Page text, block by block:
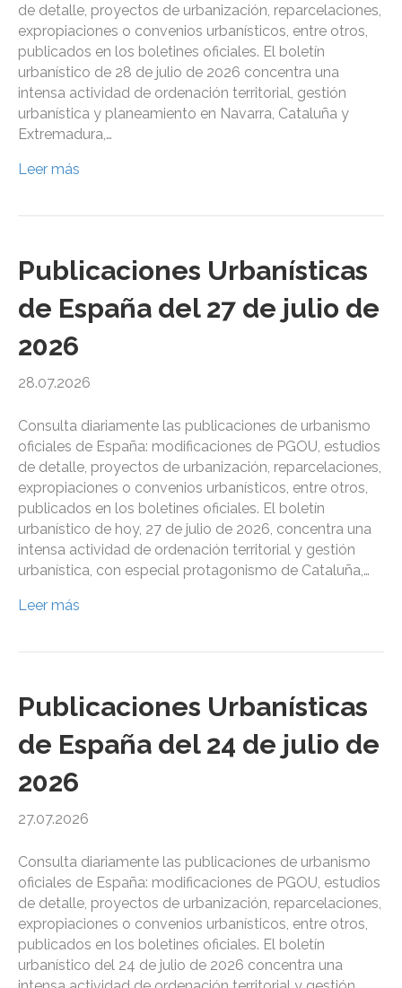
de detalle, proyectos de urbanización, reparcelaciones,
expropiaciones o convenios urbanísticos, entre otros,
publicados en los boletines oficiales. El boletín
urbanístico de 28 de julio de 2026 concentra una
intensa actividad de ordenación territorial, gestión
urbanística y planeamiento en Navarra, Cataluña y
Extremadura,…
Leer más
Publicaciones Urbanísticas
de España del 27 de julio de
2026
28.07.2026
Consulta diariamente las publicaciones de urbanismo
oficiales de España: modificaciones de PGOU, estudios
de detalle, proyectos de urbanización, reparcelaciones,
expropiaciones o convenios urbanísticos, entre otros,
publicados en los boletines oficiales. El boletín
urbanístico de hoy, 27 de julio de 2026, concentra una
intensa actividad de ordenación territorial y gestión
urbanística, con especial protagonismo de Cataluña,…
Leer más
Publicaciones Urbanísticas
de España del 24 de julio de
2026
27.07.2026
Consulta diariamente las publicaciones de urbanismo
oficiales de España: modificaciones de PGOU, estudios
de detalle, proyectos de urbanización, reparcelaciones,
expropiaciones o convenios urbanísticos, entre otros,
publicados en los boletines oficiales. El boletín
urbanístico del 24 de julio de 2026 concentra una